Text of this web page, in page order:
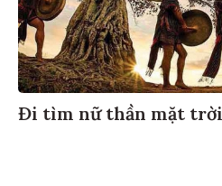
Đi tìm nữ thần mặt trời